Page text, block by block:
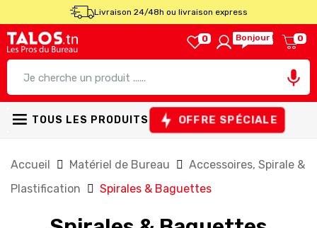
Livraison 24/48h ou livraison express
0 Bonjour ! 0

TOUS LES PRODUITS OFFRE SPÉCIALE
Accueil Matériel de Bureau
Accessoires, Spirale &
Plastification
Spirales & Baguettes